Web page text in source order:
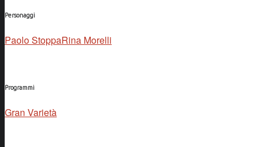
Personaggi
Paolo StoppaRina Morelli
Programmi
Gran Varietà